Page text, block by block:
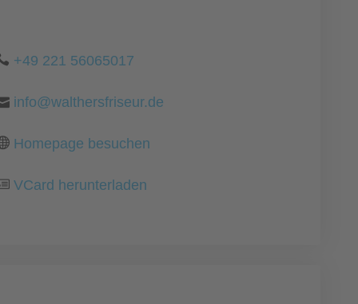
+49 221 56065017
info@walthersfriseur.de
Homepage besuchen
VCard herunterladen